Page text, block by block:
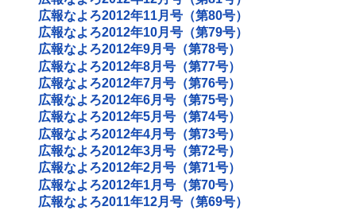
広報なよろ2012年11月号（第80号）
広報なよろ2012年10月号（第79号）
広報なよろ2012年9月号（第78号）
広報なよろ2012年8月号（第77号）
広報なよろ2012年7月号（第76号）
広報なよろ2012年6月号（第75号）
広報なよろ2012年5月号（第74号）
広報なよろ2012年4月号（第73号）
広報なよろ2012年3月号（第72号）
広報なよろ2012年2月号（第71号）
広報なよろ2012年1月号（第70号）
広報なよろ2011年12月号（第69号）